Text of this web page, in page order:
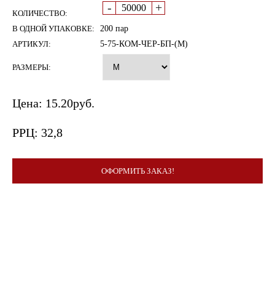
КОЛИЧЕСТВО: - +
В ОДНОЙ УПАКОВКЕ:
200 пар
АРТИКУЛ:
5-75-КОМ-ЧЕР-БП-(М)
РАЗМЕРЫ:
Цена: 15.20руб.
РРЦ: 32,8
ОФОРМИТЬ ЗАКАЗ!